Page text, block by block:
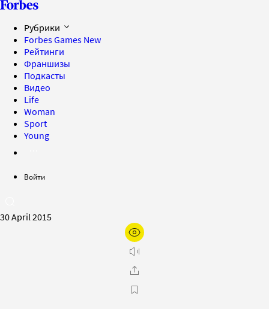
Рубрики
Forbes Games New
Рейтинги
Франшизы
Подкасты
Видео
Life
Woman
Sport
Young
Войти
30 April 2015